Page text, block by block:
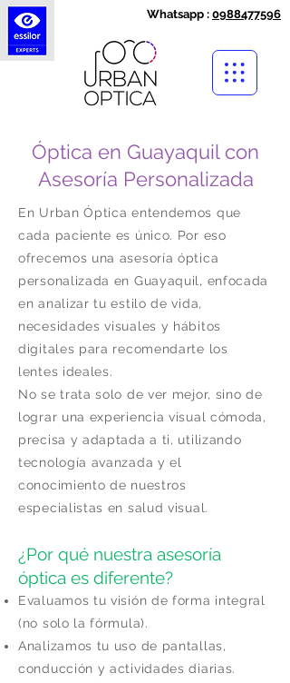
Whatsapp : 0988477596
Óptica en Guayaquil con
Asesoría Personalizada
En Urban Óptica entendemos que
cada paciente es único. Por eso
ofrecemos una asesoría óptica
personalizada en Guayaquil, enfocada
en analizar tu estilo de vida,
necesidades visuales y hábitos
digitales para recomendarte los
lentes ideales.
No se trata solo de ver mejor, sino de
lograr una experiencia visual cómoda,
precisa y adaptada a ti, utilizando
tecnología avanzada y el
conocimiento de nuestros
especialistas en salud visual.
¿Por qué nuestra asesoría
óptica es diferente?
Evaluamos tu visión de forma integral
(no solo la fórmula).
Analizamos tu uso de pantallas,
conducción y actividades diarias.